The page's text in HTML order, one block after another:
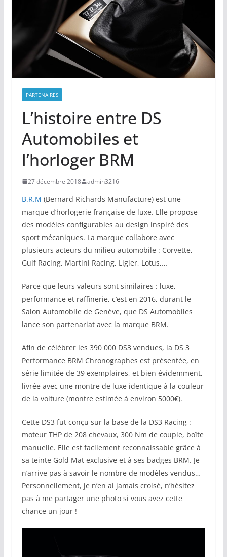
PARTENAIRES
L’histoire entre DS
Automobiles et
l’horloger BRM
27 décembre 2018 admin3216
B.R.M (Bernard Richards Manufacture) est une
marque d’horlogerie française de luxe. Elle propose
des modèles configurables au design inspiré des
sport mécaniques. La marque collabore avec
plusieurs acteurs du milieu automobile : Corvette,
Gulf Racing, Martini Racing, Ligier, Lotus,…
Parce que leurs valeurs sont similaires : luxe,
performance et raffinerie, c’est en 2016, durant le
Salon Automobile de Genève, que DS Automobiles
lance son partenariat avec la marque BRM.
Afin de célébrer les 390 000 DS3 vendues, la DS 3
Performance BRM Chronographes est présentée, en
série limitée de 39 exemplaires, et bien évidemment,
livrée avec une montre de luxe identique à la couleur
de la voiture (montre estimée à environ 5000€).
Cette DS3 fut conçu sur la base de la DS3 Racing :
moteur THP de 208 chevaux, 300 Nm de couple, boîte
manuelle. Elle est facilement reconnaissable grâce à
sa teinte Gold Mat exclusive et à ses badges BRM. Je
n’arrive pas à savoir le nombre de modèles vendus…
Personnellement, je n’en ai jamais croisé, n’hésitez
pas à me partager une photo si vous avez cette
chance un jour !